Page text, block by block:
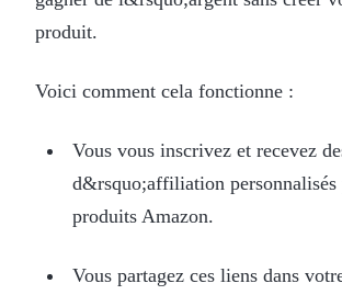
produit.
Voici comment cela fonctionne :
Vous vous inscrivez et recevez
d&rsquo;affiliation personnalisés
produits Amazon.
Vous partagez ces liens dans